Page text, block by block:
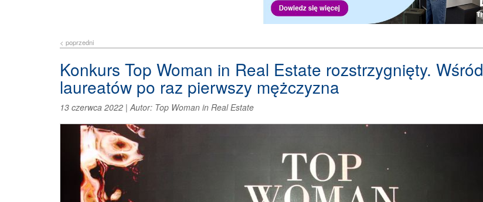
< poprzedni
Konkurs Top Woman in Real Estate rozstrzygnięty. Wśród
laureatów po raz pierwszy mężczyzna
13 czerwca 2022 |Autor: Top Woman in Real Estate